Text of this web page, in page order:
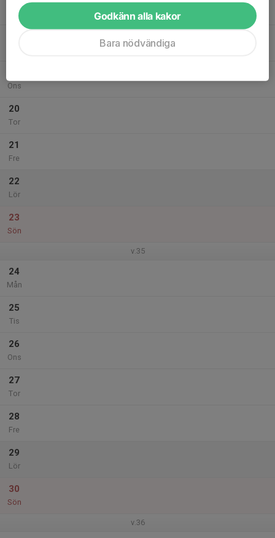
Mån
Ons
20
Tor
21
Fre
22
Lör
23
Sön
v.35
24
Mån
25
Tis
26
Ons
27
Tor
28
Fre
29
Lör
30
Sön
v.36
Godkänn alla kakor
Bara nödvändiga